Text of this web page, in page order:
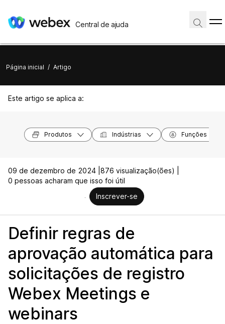
Central de ajuda
Página inicial / Artigo
Este artigo se aplica a:
Produtos Indústrias Funções
09 de dezembro de 2024 | 876 visualização(ões) |
0 pessoas acharam que isso foi útil
Inscrever-se
Definir regras de
aprovação automática para
solicitações de registro
Webex Meetings e
webinars